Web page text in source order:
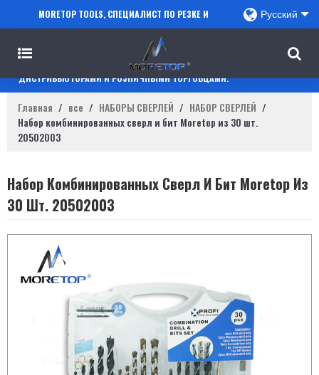
MORETOP TOOLS, СПЕЦИАЛИСТ ПО РЕЗКЕ И
СВЕРЛЕНИЮ, СОТРУДНИЧАЕТ С ПРОДАВЦАМИ
AMAZON, РЕГИОНАЛЬНЫМИ ОПТОВИКАМИ,
ДИСТРИБЬЮТОРАМИ И РОЗНИЧНЫМИ ТОРГОВЦАМИ.
Русский
Главная / все / НАБОРЫ СВЕРЛЕЙ / НАБОР СВЕРЛЕЙ /
Набор комбинированных сверл и бит Moretop из 30 шт.
20502003
Набор Комбинированных Сверл И Бит Moretop Из
30 Шт. 20502003